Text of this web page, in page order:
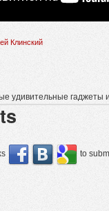
Клинский
удивительные гаджеты
to